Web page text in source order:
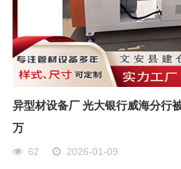
异型材设备厂 光大银行威海分行
万
62 2026-01-09